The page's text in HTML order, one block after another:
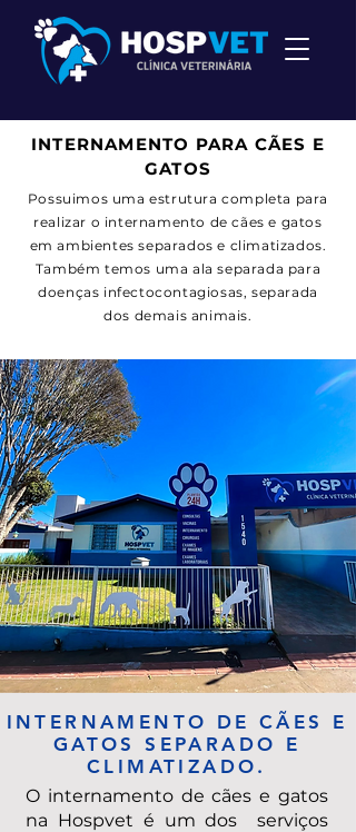
INTERNAMENTO PARA CÃES E
GATOS
Possuimos uma estrutura completa para
realizar o internamento de cães e gatos
em ambientes separados e climatizados.
Também temos uma ala separada para
doenças infectocontagiosas, separada
dos demais animais.
INTERNAMENTO DE CÃES E
GATOS SEPARADO E
CLIMATIZADO.
O internamento de cães e gatos
na Hospvet é um dos serviços